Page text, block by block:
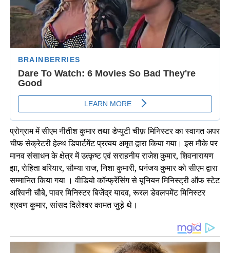
प्रोग्राम में सीएम नीतीश कुमार तथा डेप्युटी चीफ़ मिनिस्टर का स्वागत अपर
चीफ सेक्रेटरी हेल्थ डिपार्टमेंट प्रत्यय अमृत द्वारा किया गया। इस मौके पर
मानव संसाधन के क्षेत्र में उत्कृष्ट एवं सराहनीय राजेश कुमार, शिवनारायण
झा, रोहिता बरियार, सौम्या राज, निशा कुमारी, धनंजय कुमार को सीएम द्वारा
सम्मानित किया गया । वीडियो कॉन्फ्रेंसिंग से यूनियन मिनिस्ट्री ऑफ स्टेट
अश्विनी चौबे, पावर मिनिस्टर बिजेंद्र यादव, रूरल डेवलपमेंट मिनिस्टर
श्रवण कुमार, सांसद दिलेश्वर कामत जुड़े थे।